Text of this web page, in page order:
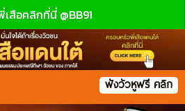
สือคลิกที่นี่ @BB91
ฟังวัวหูฟรี คลิก